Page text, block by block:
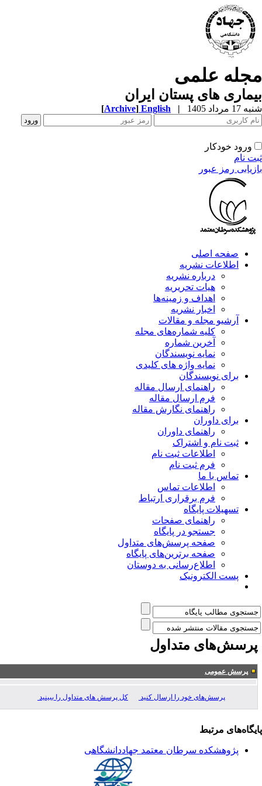
علمی
های پستان ایران
مرداد 1405 |
English
[Archive]
ورود خودکار
نام
رمز عبور
صفحه اصلی
اطلاعات نشریه
درباره نشریه
هیات تحریریه
اهداف و زمینه‌ها
اخبار نشریه
آرشیو مجله و مقالات
کلیه شماره‌های مجله
آخرین شماره
نمایه نویسندگان
نمایه واژه های کلیدی
برای نویسندگان
راهنمای ارسال مقاله
فرم ارسال مقاله
راهنمای نگارش مقاله
برای داوران
راهنمای داوران
ثبت نام و اشتراک
اطلاعات ثبت نام
فرم ثبت نام
تماس با ما
اطلاعات تماس
فرم برقراری ارتباط
تسهیلات پایگاه
راهنمای صفحات
جستجو در پایگاه
صفحه پرسش‌های متداول
صفحه برترین‌های پایگاه
اطلاع‌رسانی به دوستان
پست الکترونیک
متداول
پرسش عمومی
پرسش‌های خود را ارسال کنید کل پرسش های متداول را ببینید
مرتبط
پژوهشکده سرطان معتمد جهاددانشگاهی